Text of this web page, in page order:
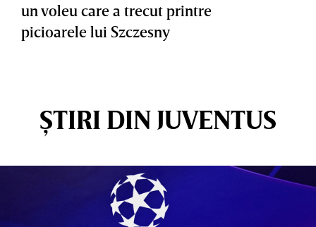
un voleu care a trecut printre
picioarele lui Szczesny
ȘTIRI DIN JUVENTUS